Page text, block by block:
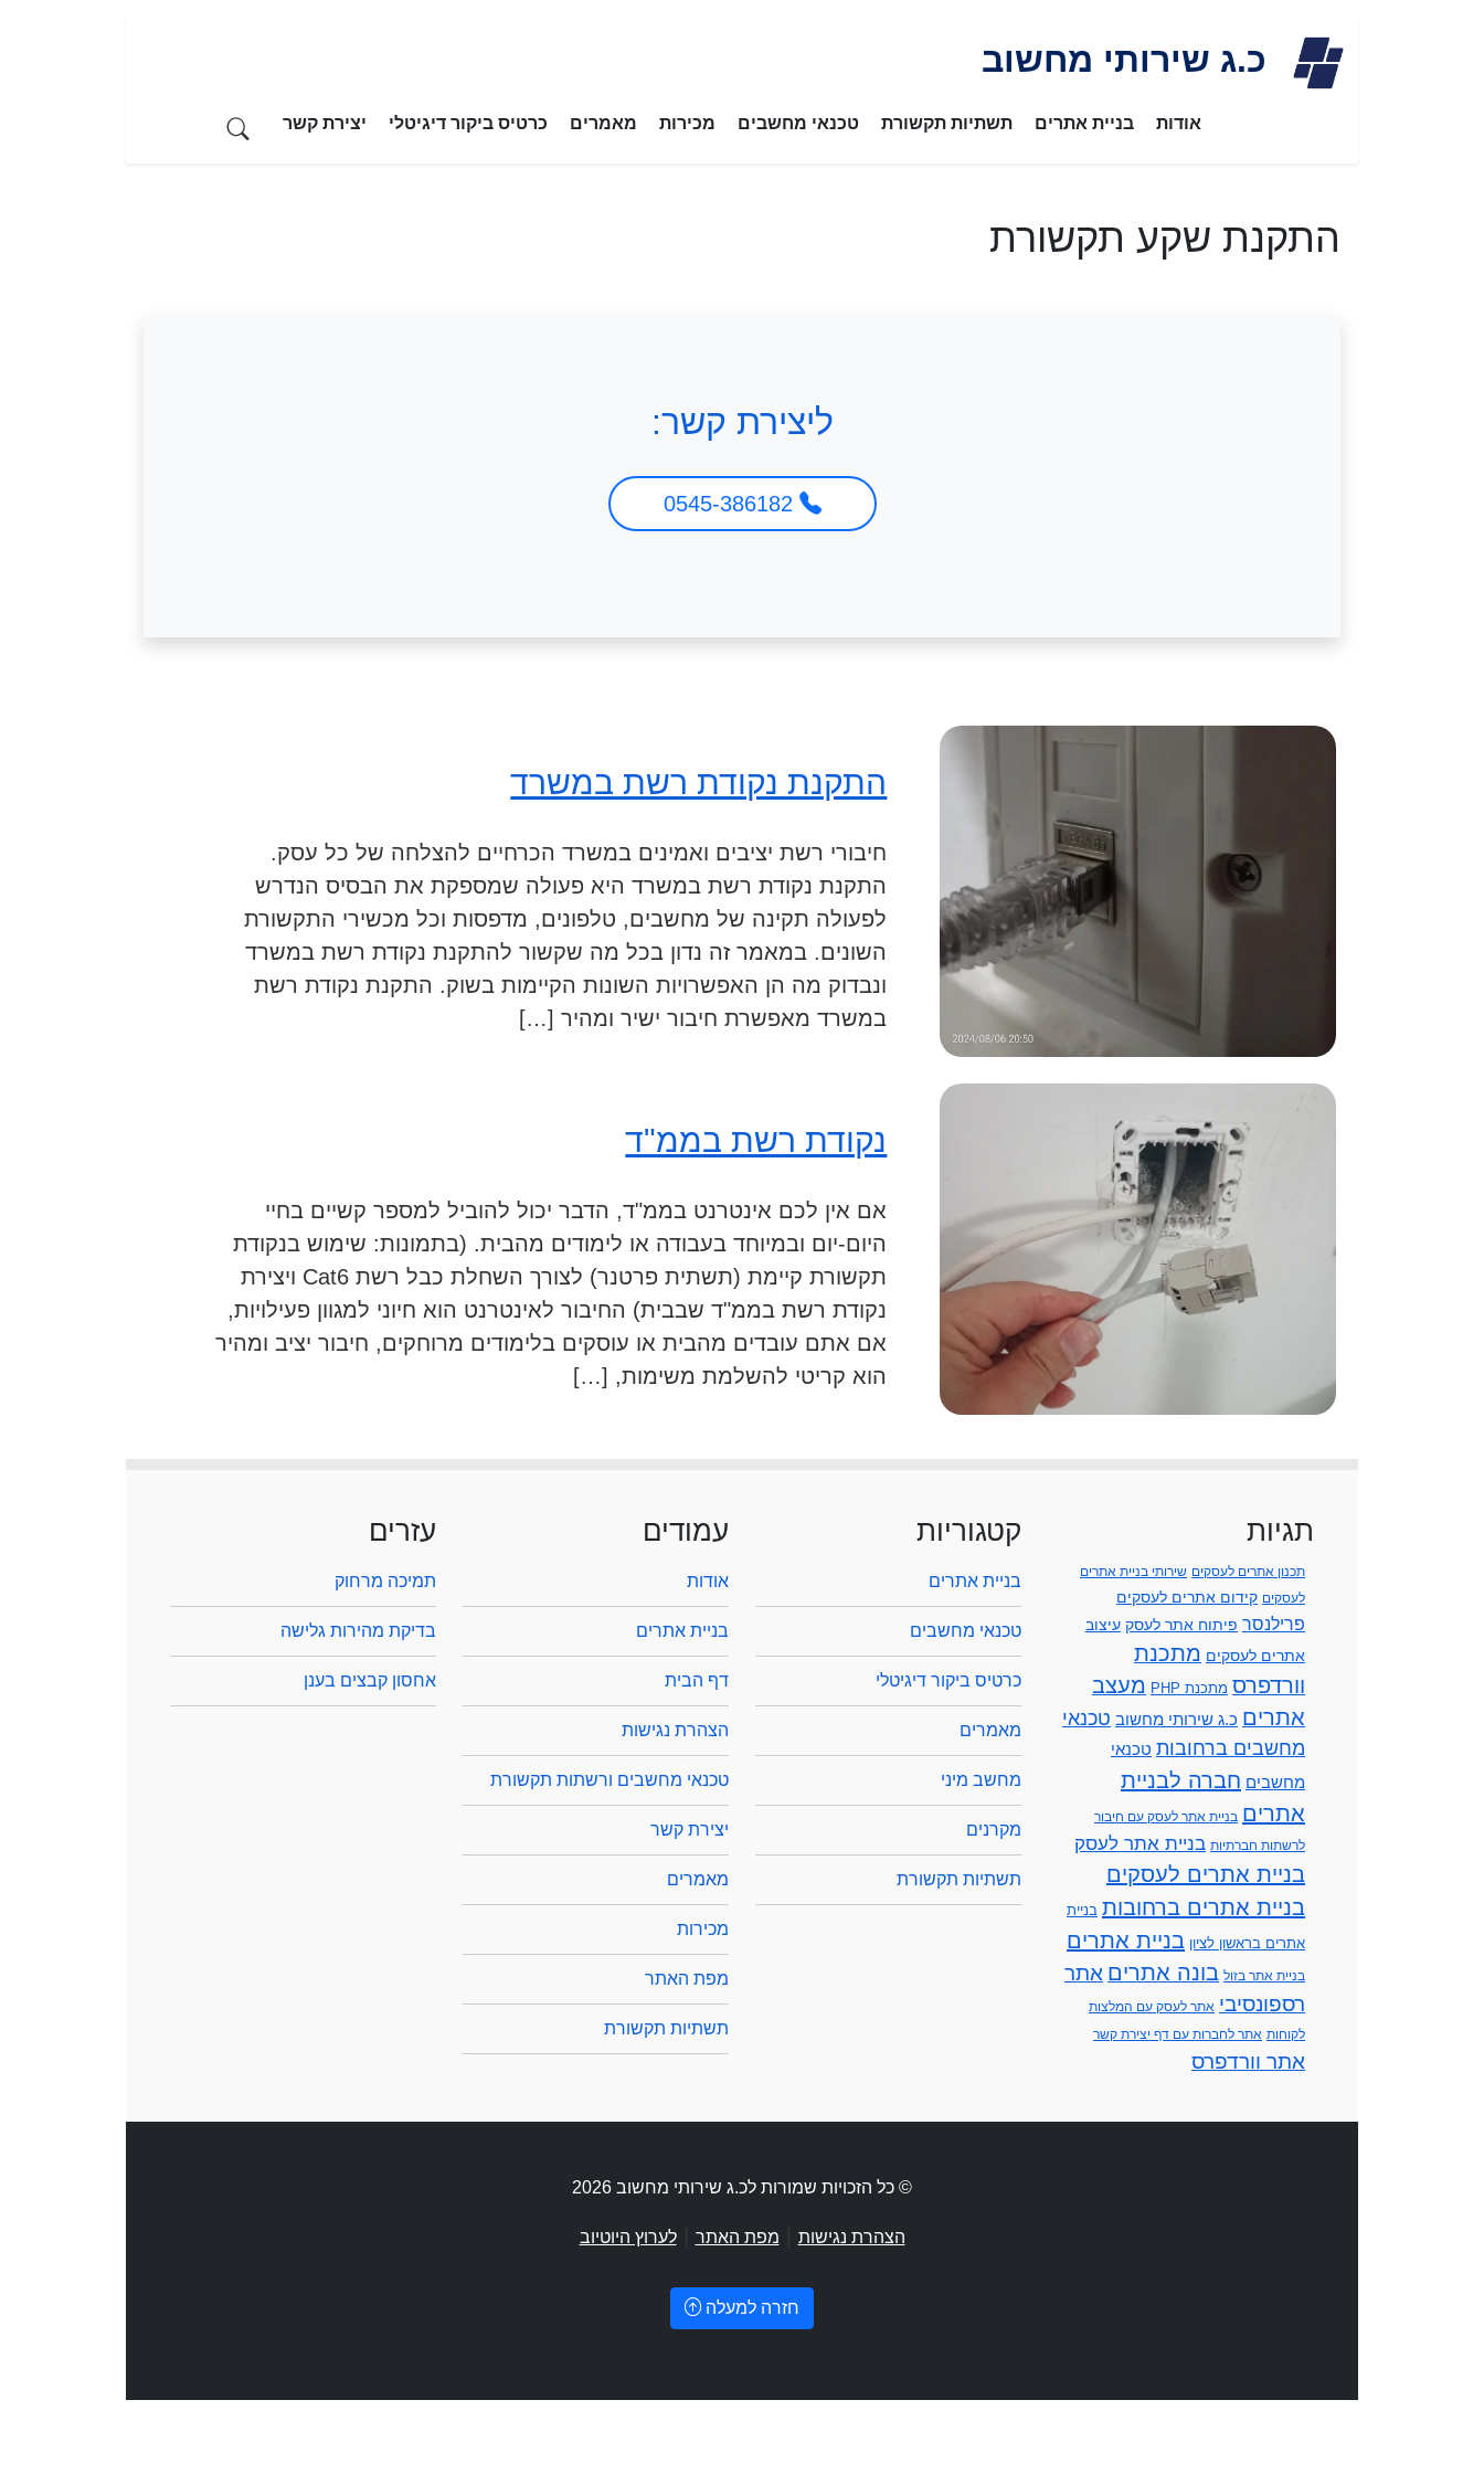
content
כ.ג שירותי מחשוב
אודות בניית אתרים תשתיות תקשורת טכנאי מחשבים מכירות מאמרים כרטיס ביקור דיגיטלי יצירת קשר
התקנת שקע תקשורת
ליצירת קשר:
התקנת נקודת רשת במשרד
חיבורי רשת יציבים ואמינים במשרד הכרחיים להצלחה של כל עסק.
התקנת נקודת רשת במשרד היא פעולה שמספקת את הבסיס הנדרש
לפעולה תקינה של מחשבים, טלפונים, מדפסות וכל מכשירי התקשורת
השונים. במאמר זה נדון בכל מה שקשור להתקנת נקודת רשת במשרד
ונבדוק מה הן האפשרויות השונות הקיימות בשוק. התקנת נקודת רשת
במשרד מאפשרת חיבור ישיר ומהיר […]
נקודת רשת בממ"ד
אם אין לכם אינטרנט בממ"ד, הדבר יכול להוביל למספר קשיים בחיי
היום-יום ובמיוחד בעבודה או לימודים מהבית. (בתמונות: שימוש בנקודת
תקשורת קיימת (תשתית פרטנר) לצורך השחלת כבל רשת Cat6 ויצירת
נקודת רשת בממ"ד שבבית) החיבור לאינטרנט הוא חיוני למגוון פעילויות,
אם אתם עובדים מהבית או עוסקים בלימודים מרוחקים, חיבור יציב ומהיר
הוא קריטי להשלמת משימות, […]
תגיות
תכנון אתרים לעסקים שירותי בניית אתרים
לעסקים קידום אתרים לעסקים
פרילנסר פיתוח אתר לעסק עיצוב
אתרים לעסקים מתכנת
וורדפרס מתכנת PHP
מעצב
אתרים כ.ג שירותי מחשוב טכנאי
מחשבים ברחובות טכנאי
מחשבים חברה לבניית
אתרים בניית אתר לעסק עם חיבור
לרשתות חברתיות בניית אתר לעסק
בניית אתרים לעסקים
בניית אתרים ברחובות בניית
אתרים בראשון לציון בניית אתרים
בניית אתר בזול בונה אתרים אתר
רספונסיבי אתר לעסק עם המלצות
לקוחות אתר לחברות עם דף יצירת קשר
אתר וורדפרס
קטגוריות
בניית אתרים
טכנאי מחשבים
כרטיס ביקור דיגיטלי
מאמרים
מחשב מיני
מקרנים
תשתיות תקשורת
עמודים
אודות
בניית אתרים
דף הבית
הצהרת נגישות
טכנאי מחשבים ורשתות תקשורת
יצירת קשר
מאמרים
מכירות
מפת האתר
תשתיות תקשורת
עזרים
תמיכה מרחוק
בדיקת מהירות גלישה
אחסון קבצים בענן
© כל הזכויות שמורות לכ.ג שירותי מחשוב 2026
הצהרת נגישות מפת האתר |לערוץ היוטיוב
חזרה למעלה